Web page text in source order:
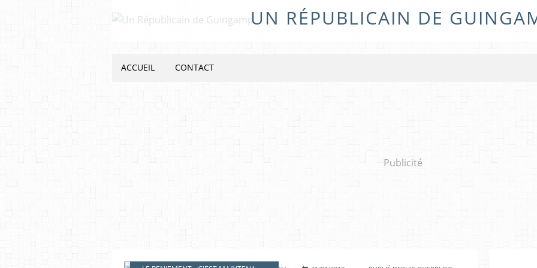
UN RÉPUBLICAIN DE
ACCUEIL CONTACT
Publicité